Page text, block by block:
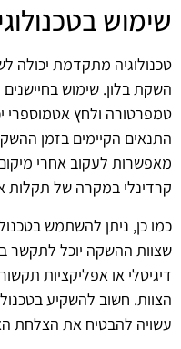
שימוש
טכנולוגיה מתקדמת יכולה
השקת בלון. שימוש
טמפרטורה ולחץ אטמוספרי
מאפשרות לעקוב אחרי
קרדינלי במקרה של תקלות או
כמו כן, ניתן להשתמש
שצוות ההשקה יוכל לתקשר
דיגיטלי או אפליקציות
הצוות. חשוב להשקיע
עשויה להבטיח את הצלחת